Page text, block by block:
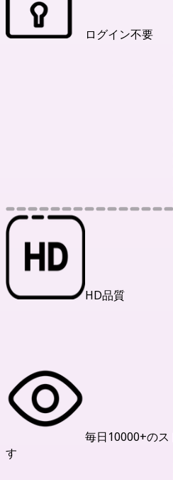
ログイン不要
HD品質
毎日10000+のス
す